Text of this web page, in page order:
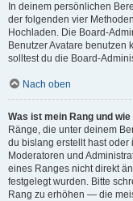
In deinem persönlichen
der folgenden vier
Hochladen. Die Board-
Benutzer Avatare benutzen
solltest du die Board-
Nach oben
Was ist mein Rang und
Ränge, die unter deinem
du bislang erstellt hast oder
Moderatoren und
eines Ranges nicht direkt
festgelegt wurden. Bitte
Rang zu erhöhen — die